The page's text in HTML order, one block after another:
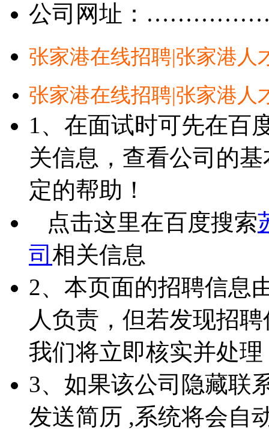
公司网址：
张家港在线招聘|张家港人
张家港在线招聘|张家港人
1、在面试时可先在百
关信息，查看公司的
定的帮助！
点击这里在百度搜索
司 相关信息
2、本页面的招聘信息
人负责，但若发现招
我们将立即核实并处理
3、如果该公司隐藏联
发送简历 ,系统将会自